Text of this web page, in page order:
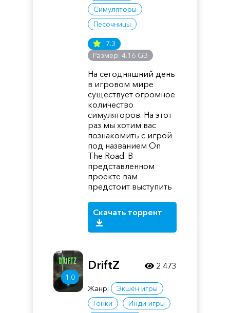
Симуляторы
Песочницы
7.3
Размер: 4.16 GB
На сегодняшний день
в игровом мире
существует огромное
количество
симуляторов. На этот
раз мы хотим вас
познакомить с игрой
под названием On
The Road. В
представленном
проекте вам
предстоит выступить
Скачать торрент
1.0
DriftZ
Жанр:
Экшен игры
Гонки
Инди игры
2 473